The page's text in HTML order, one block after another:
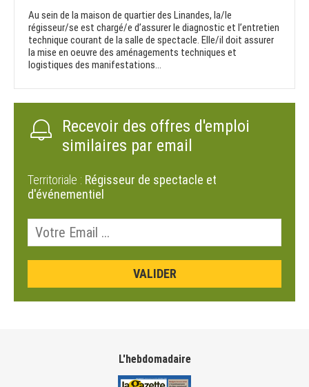
Au sein de la maison de quartier des Linandes, la/le
régisseur/se est chargé/e d’assurer le diagnostic et l’entretien
technique courant de la salle de spectacle. Elle/il doit assurer
la mise en oeuvre des aménagements techniques et
logistiques des manifestations...
Recevoir des offres d'emploi
similaires par email
Territoriale : Régisseur de spectacle et
d'événementiel
L'hebdomadaire